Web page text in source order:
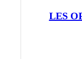
LES